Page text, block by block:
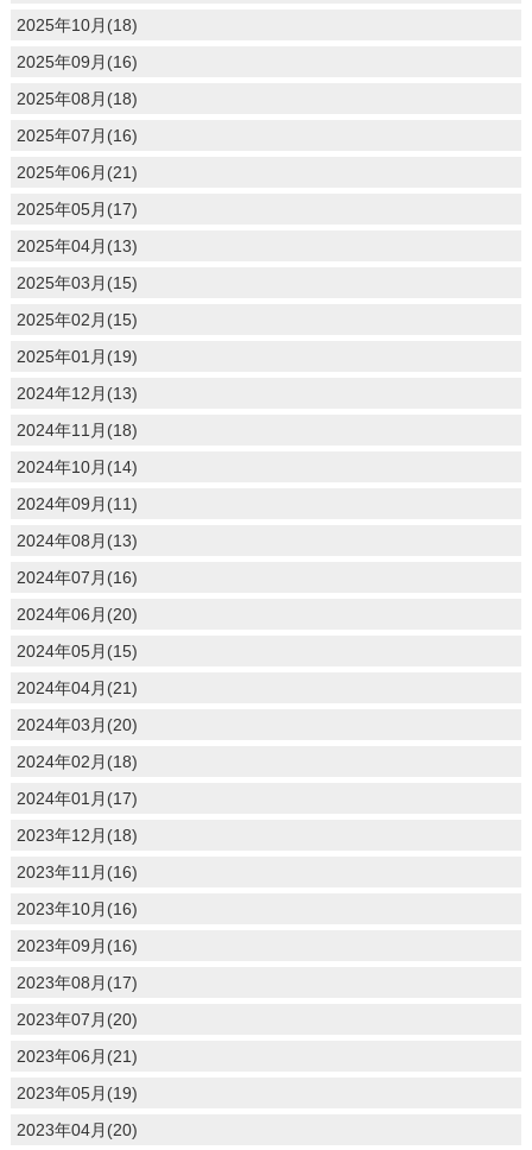
2025年10月(18)
2025年09月(16)
2025年08月(18)
2025年07月(16)
2025年06月(21)
2025年05月(17)
2025年04月(13)
2025年03月(15)
2025年02月(15)
2025年01月(19)
2024年12月(13)
2024年11月(18)
2024年10月(14)
2024年09月(11)
2024年08月(13)
2024年07月(16)
2024年06月(20)
2024年05月(15)
2024年04月(21)
2024年03月(20)
2024年02月(18)
2024年01月(17)
2023年12月(18)
2023年11月(16)
2023年10月(16)
2023年09月(16)
2023年08月(17)
2023年07月(20)
2023年06月(21)
2023年05月(19)
2023年04月(20)